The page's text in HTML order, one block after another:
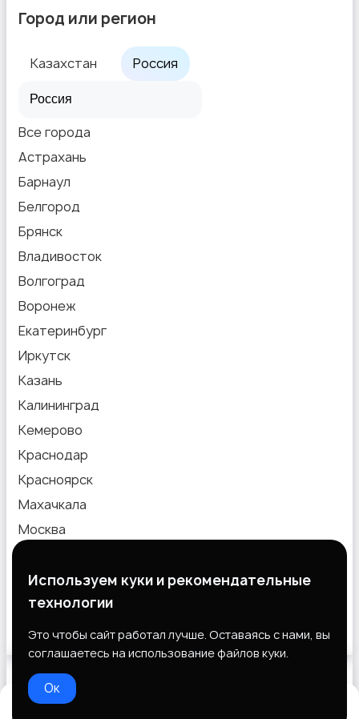
Используем куки и рекомендательные
технологии
Это чтобы сайт работал лучше. Оставаясь с нами, вы
соглашаетесь на использование файлов куки.
Ок
Город или регион
Казахстан Россия
Все города
Астрахань
Барнаул
Белгород
Брянск
Владивосток
Волгоград
Воронеж
Екатеринбург
Иркутск
Казань
Калининград
Кемерово
Краснодар
Красноярск
Махачкала
Москва
Новосибирск
Омск
Пермь
Выберите способ оплаты